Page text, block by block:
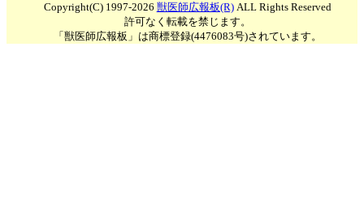
Copyright(C) 1997-2026 獣医師広報板(R)ALL Rights Reserved
許可なく転載を禁じます。
「獣医師広報板」は商標登録(4476083号)されています。